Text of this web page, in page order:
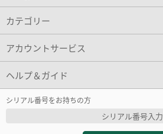
カテゴリー
アカウントサービス
ヘルプ＆ガイド
シリアル番号をお持ちの方
シリアル番号入力